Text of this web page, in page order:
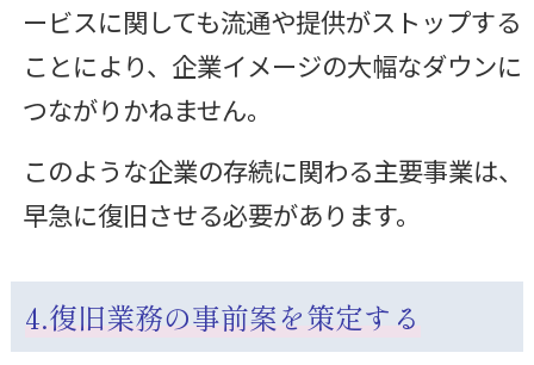
ービスに関しても流通や提供がストップする
ことにより、企業イメージの大幅なダウンに
つながりかねません。
このような企業の存続に関わる主要事業は、
早急に復旧させる必要があります。
4.復旧業務の事前案を策定する